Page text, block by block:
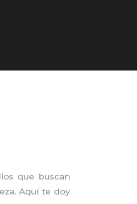
que buscan
Aquí te doy